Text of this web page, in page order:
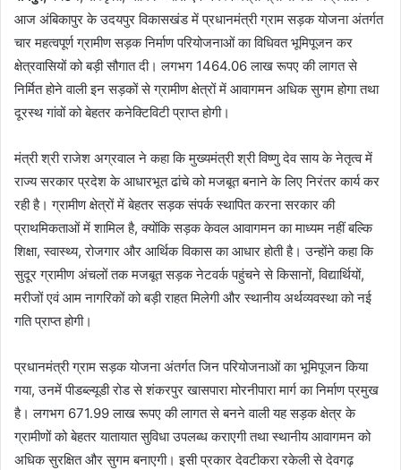
आज अंबिकापुर के उदयपुर विकासखंड में प्रधानमंत्री ग्राम सड़क योजना अंतर्गत
चार महत्वपूर्ण ग्रामीण सड़क निर्माण परियोजनाओं का विधिवत भूमिपूजन कर
क्षेत्रवासियों को बड़ी सौगात दी। लगभग 1464.06 लाख रूपए की लागत से
निर्मित होने वाली इन सड़कों से ग्रामीण क्षेत्रों में आवागमन अधिक सुगम होगा तथा
दूरस्थ गांवों को बेहतर कनेक्टिविटी प्राप्त होगी।
मंत्री श्री राजेश अग्रवाल ने कहा कि मुख्यमंत्री श्री विष्णु देव साय के नेतृत्व में
राज्य सरकार प्रदेश के आधारभूत ढांचे को मजबूत बनाने के लिए निरंतर कार्य कर
रही है। ग्रामीण क्षेत्रों में बेहतर सड़क संपर्क स्थापित करना सरकार की
प्राथमिकताओं में शामिल है, क्योंकि सड़क केवल आवागमन का माध्यम नहीं बल्कि
शिक्षा, स्वास्थ्य, रोजगार और आर्थिक विकास का आधार होती है। उन्होंने कहा कि
सुदूर ग्रामीण अंचलों तक मजबूत सड़क नेटवर्क पहुंचने से किसानों, विद्यार्थियों,
मरीजों एवं आम नागरिकों को बड़ी राहत मिलेगी और स्थानीय अर्थव्यवस्था को नई
गति प्राप्त होगी।
प्रधानमंत्री ग्राम सड़क योजना अंतर्गत जिन परियोजनाओं का भूमिपूजन किया
गया, उनमें पीडब्ल्यूडी रोड से शंकरपुर खासपारा मोरनीपारा मार्ग का निर्माण प्रमुख
है। लगभग 671.99 लाख रूपए की लागत से बनने वाली यह सड़क क्षेत्र के
ग्रामीणों को बेहतर यातायात सुविधा उपलब्ध कराएगी तथा स्थानीय आवागमन को
अधिक सुरक्षित और सुगम बनाएगी। इसी प्रकार देवटीकरा रकेली से देवगढ़